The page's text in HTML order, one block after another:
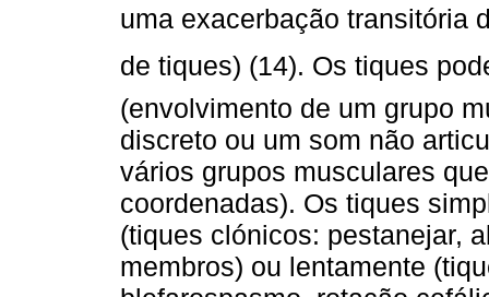
uma exacerbação transitória
de tiques) (14). Os tiques
(envolvimento de um grupo
discreto ou um som não
vários grupos musculares
coordenadas). Os tiques
(tiques clónicos: pestanejar,
membros) ou lentamente